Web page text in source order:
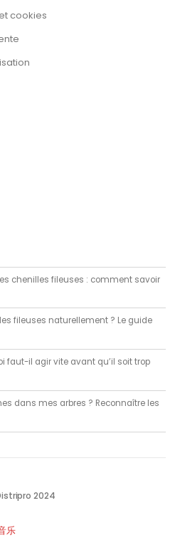
cookies
chenilles fileuses : comment savoir
fileuses naturellement ? Le guide
faut-il agir vite avant qu’il soit trop
dans mes arbres ? Reconnaître les
2024
乐